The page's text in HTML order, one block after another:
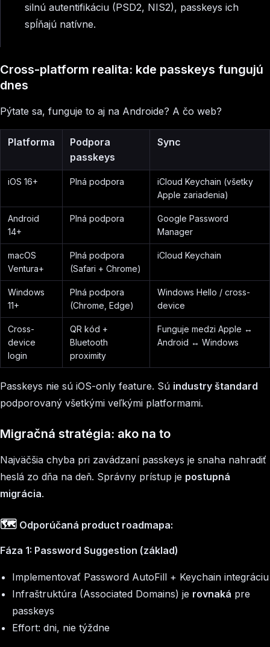
silnú autentifikáciu (PSD2, NIS2), passkeys ich
spĺňajú natívne.
Cross-platform realita: kde passkeys fungujú
dnes
Pýtate sa, funguje to aj na Androide? A čo web?
Platforma
Podpora
passkeys
Sync
iOS 16+ Plná podpora
iCloud Keychain (všetky
Apple zariadenia)
Android
14+
Plná podpora
Google Password
Manager
macOS
Ventura+
Plná podpora
(Safari + Chrome)
iCloud Keychain
Windows
11+
Plná podpora
(Chrome, Edge)
Windows Hello / cross-
device
Cross-
device
login
QR kód +
Bluetooth
proximity
Funguje medzi Apple ↔
Android ↔ Windows
Passkeys nie sú iOS-only feature. Sú industry štandard
podporovaný všetkými veľkými platformami.
Migračná stratégia: ako na to
Najväčšia chyba pri zavádzaní passkeys je snaha nahradiť
heslá zo dňa na deň. Správny prístup je postupná
migrácia.
🗺️ Odporúčaná product roadmapa:
Fáza 1: Password Suggestion (základ)
Implementovať Password AutoFill + Keychain integráciu
Infraštruktúra (Associated Domains) je rovnaká pre
passkeys
Effort: dni, nie týždne